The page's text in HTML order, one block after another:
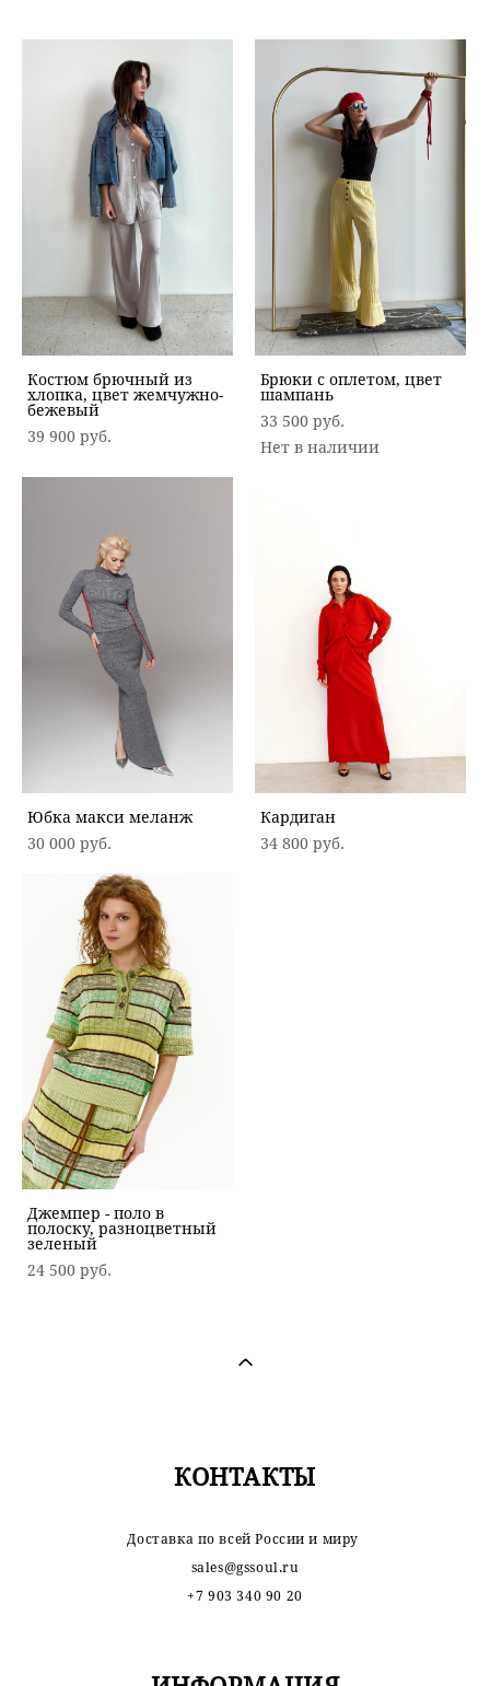
Костюм брючный из
хлопка, цвет жемчужно-
бежевый
39 900 pуб.
Брюки с оплетом, цвет
шампань
33 500 pуб.
Нет в наличии
Юбка макси меланж
30 000 pуб.
Кардиган
34 800 pуб.
Джемпер - поло в
полоску, разноцветный
зеленый
24 500 pуб.
КОНТАКТЫ
Доставка по всей России и миру
sales@gssoul.ru
+7 903 340 90 20